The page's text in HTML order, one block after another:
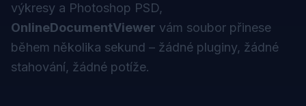
výkresy a Photoshop PSD,
OnlineDocumentViewer vám soubor přinese
během několika sekund – žádné pluginy, žádné
stahování, žádné potíže.